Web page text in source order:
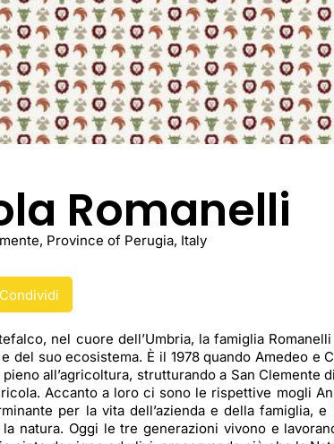
Romanelli
Province of Perugia, Italy
Condividi
nel cuore dell’Umbria, la famiglia
del suo ecosistema. È il 1978 quando Amedeo e
all’agricoltura, strutturando a San Clemente
Accanto a loro ci sono le rispettive mogli
per la vita dell’azienda e della famiglia,
natura. Oggi le tre generazioni vivono e